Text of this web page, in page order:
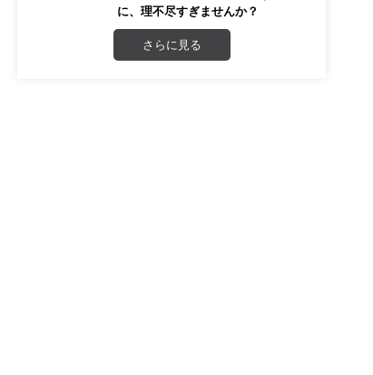
に、理不尽すぎませんか？
さらに見る